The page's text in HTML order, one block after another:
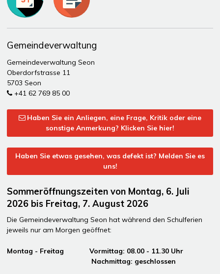
Gemeindeverwaltung
Gemeindeverwaltung Seon
Oberdorfstrasse 11
5703 Seon
+41 62 769 85 00
Haben Sie ein Anliegen, eine Frage, Kritik oder eine
sonstige Anmerkung? Klicken Sie hier!
Haben Sie etwas gesehen, was defekt ist? Melden Sie es
uns!
Sommeröffnungszeiten von Montag, 6. Juli
2026 bis Freitag, 7. August 2026
Die Gemeindeverwaltung Seon hat während den Schulferien
jeweils nur am Morgen geöffnet:
Montag - Freitag Vormittag: 08.00 - 11.30 Uhr
Nachmittag: geschlossen